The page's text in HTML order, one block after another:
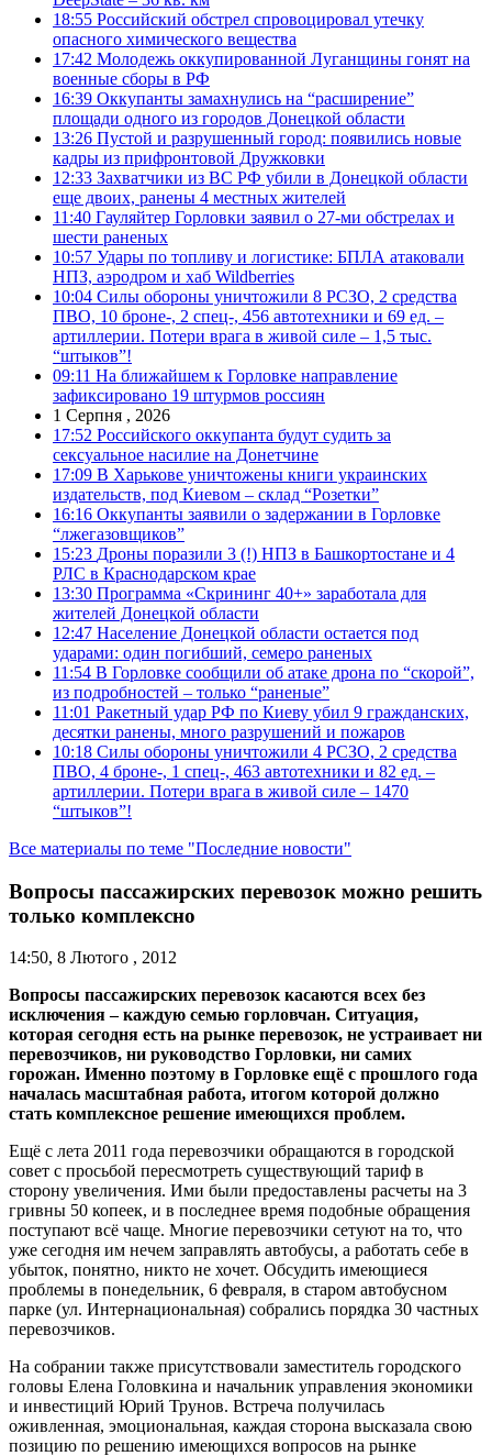
18:55 Российский обстрел спровоцировал утечку
опасного химического вещества
17:42 Молодежь оккупированной Луганщины гонят на
военные сборы в РФ
16:39 Оккупанты замахнулись на “расширение”
площади одного из городов Донецкой области
13:26 Пустой и разрушенный город: появились новые
кадры из прифронтовой Дружковки
12:33 Захватчики из ВС РФ убили в Донецкой области
еще двоих, ранены 4 местных жителей
11:40 Гауляйтер Горловки заявил о 27-ми обстрелах и
шести раненых
10:57 Удары по топливу и логистике: БПЛА атаковали
НПЗ, аэродром и хаб Wildberries
10:04 Силы обороны уничтожили 8 РСЗО, 2 средства
ПВО, 10 броне-, 2 спец-, 456 автотехники и 69 ед. –
артиллерии. Потери врага в живой силе – 1,5 тыс.
“штыков”!
09:11 На ближайшем к Горловке направление
зафиксировано 19 штурмов россиян
1 Серпня , 2026
17:52 Российского оккупанта будут судить за
сексуальное насилие на Донетчине
17:09 В Харькове уничтожены книги украинских
издательств, под Киевом – склад “Розетки”
16:16 Оккупанты заявили о задержании в Горловке
“лжегазовщиков”
15:23 Дроны поразили 3 (!) НПЗ в Башкортостане и 4
РЛС в Краснодарском крае
13:30 Программа «Скрининг 40+» заработала для
жителей Донецкой области
12:47 Население Донецкой области остается под
ударами: один погибший, семеро раненых
11:54 В Горловке сообщили об атаке дрона по “скорой”,
из подробностей – только “раненые”
11:01 Ракетный удар РФ по Киеву убил 9 гражданских,
десятки ранены, много разрушений и пожаров
10:18 Силы обороны уничтожили 4 РСЗО, 2 средства
ПВО, 4 броне-, 1 спец-, 463 автотехники и 82 ед. –
артиллерии. Потери врага в живой силе – 1470
“штыков”!
Все материалы по теме "Последние новости"
Вопросы пассажирских перевозок можно решить
только комплексно
14:50, 8 Лютого , 2012
Вопросы пассажирских перевозок касаются всех без
исключения – каждую семью горловчан. Ситуация,
которая сегодня есть на рынке перевозок, не устраивает ни
перевозчиков, ни руководство Горловки, ни самих
горожан. Именно поэтому в Горловке ещё с прошлого года
началась масштабная работа, итогом которой должно
стать комплексное решение имеющихся проблем.
Ещё с лета 2011 года перевозчики обращаются в городской
совет с просьбой пересмотреть существующий тариф в
сторону увеличения. Ими были предоставлены расчеты на 3
гривны 50 копеек, и в последнее время подобные обращения
поступают всё чаще. Многие перевозчики сетуют на то, что
уже сегодня им нечем заправлять автобусы, а работать себе в
убыток, понятно, никто не хочет. Обсудить имеющиеся
проблемы в понедельник, 6 февраля, в старом автобусном
парке (ул. Интернациональная) собрались порядка 30 частных
перевозчиков.
На собрании также присутствовали заместитель городского
головы Елена Головкина и начальник управления экономики
и инвестиций Юрий Трунов. Встреча получилась
оживленная, эмоциональная, каждая сторона высказала свою
позицию по решению имеющихся вопросов на рынке